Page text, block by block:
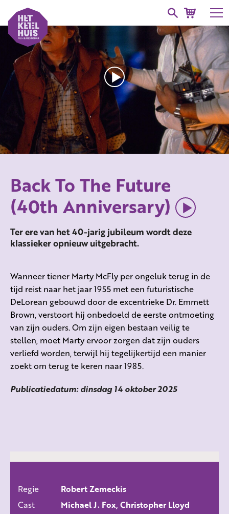
Back To The Future
(40th Anniversary)
Ter ere van het 40-jarig jubileum wordt deze
klassieker opnieuw uitgebracht.
Wanneer tiener Marty McFly per ongeluk terug in de
tijd reist naar het jaar 1955 met een futuristische
DeLorean gebouwd door de excentrieke Dr. Emmett
Brown, verstoort hij onbedoeld de eerste ontmoeting
van zijn ouders. Om zijn eigen bestaan veilig te
stellen, moet Marty ervoor zorgen dat zijn ouders
verliefd worden, terwijl hij tegelijkertijd een manier
zoekt om terug te keren naar 1985.
Publicatiedatum: dinsdag 14 oktober 2025
Regie
Robert Zemeckis
Cast
Michael J. Fox, Christopher Lloyd